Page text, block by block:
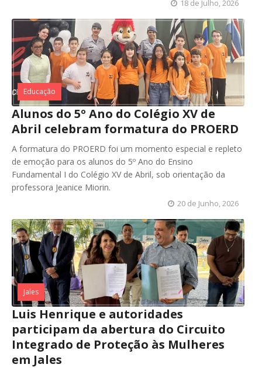
18 de Julho, 2026
Educação
Alunos do 5º Ano do Colégio XV de
Abril celebram formatura do PROERD
A formatura do PROERD foi um momento especial e repleto
de emoção para os alunos do 5º Ano do Ensino
Fundamental I do Colégio XV de Abril, sob orientação da
professora Jeanice Miorin.
20 de Junho, 2026
Jales
Luis Henrique e autoridades
participam da abertura do Circuito
Integrado de Proteção às Mulheres
em Jales